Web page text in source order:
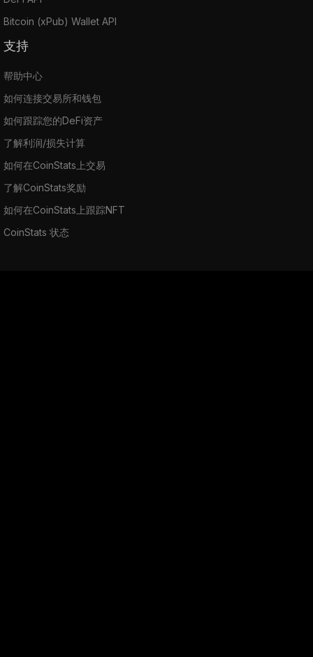
Bitcoin (xPub) Wallet API
支持
帮助中心
如何连接交易所和钱包
如何跟踪您的DeFi资产
了解利润/损失计算
如何在CoinStats上交易
了解CoinStats奖励
如何在CoinStats上跟踪NFT
CoinStats 状态